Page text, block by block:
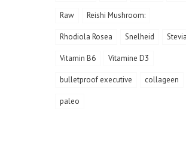
Raw Reishi Mushroom:
Rhodiola Rosea Snelheid Stevia
Vitamin B6 Vitamine D3
bulletproof executive collageen
paleo